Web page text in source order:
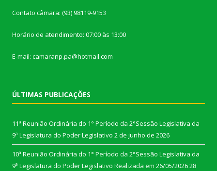
Contato câmara: (93) 98119-9153
Horário de atendimento: 07:00 às 13:00
E-mail: camaranp.pa@hotmail.com
ÚLTIMAS PUBLICAÇÕES
11ª Reunião Ordinária do 1° Período da 2°Sessão Legislativa da
9ª Legislatura do Poder Legislativo 2 de junho de 2026
10ª Reunião Ordinária do 1° Período da 2°Sessão Legislativa da
9ª Legislatura do Poder Legislativo Realizada em 26/05/202628